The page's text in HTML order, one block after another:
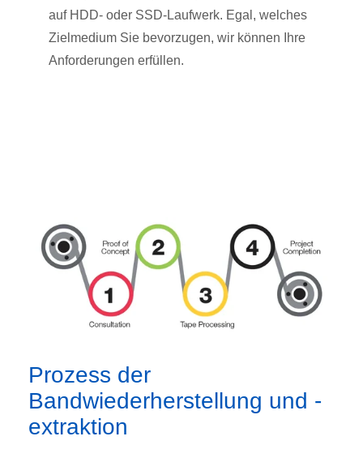
auf HDD- oder SSD-Laufwerk. Egal, welches
Zielmedium Sie bevorzugen, wir können Ihre
Anforderungen erfüllen.
Prozess der
Bandwiederherstellung und -
extraktion